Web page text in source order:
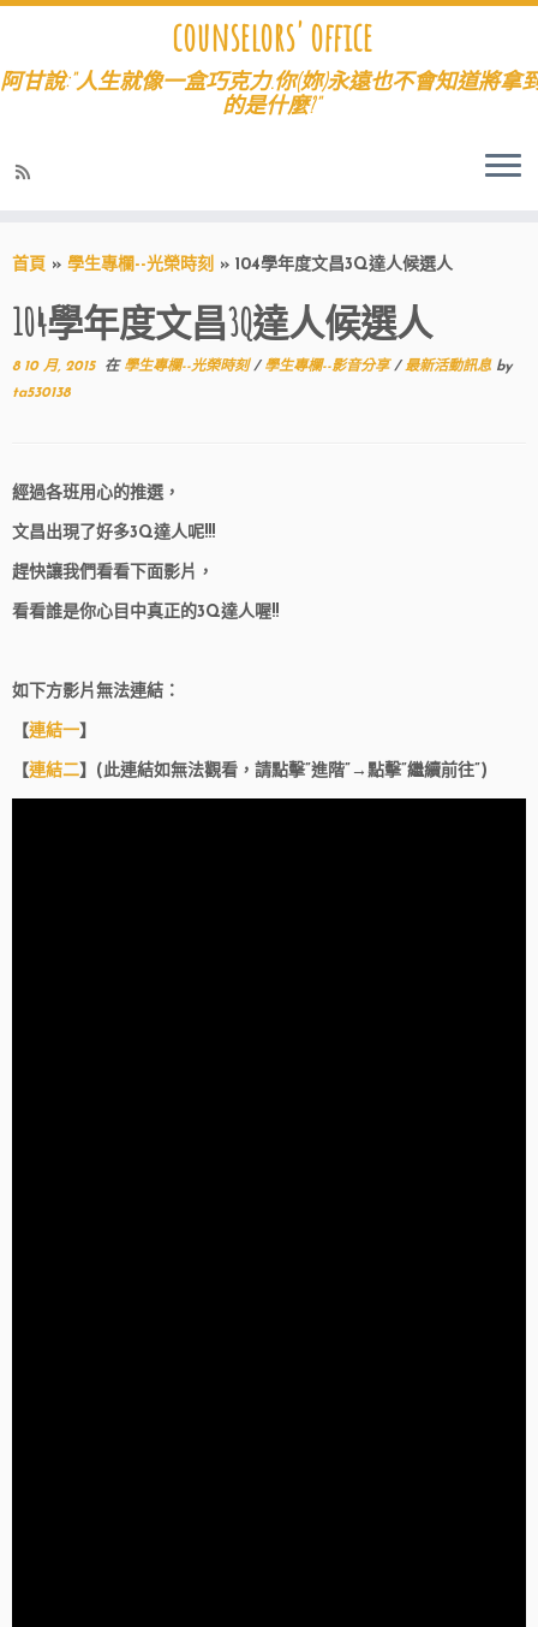
counselors' office
阿甘說:"人生就像一盒巧克力.你(妳)永遠也不會知道將拿
的是什麼?"
首頁 » 學生專欄--光榮時刻 » 104學年度文昌3Q達人候選人
104學年度文昌3Q達人候選人
8 10 月, 2015在 學生專欄--光榮時刻/ 學生專欄--影音分享 /最新活動訊息 by
ta530138
經過各班用心的推選，
文昌出現了好多3Q達人呢!!!
趕快讓我們看看下面影片，
看看誰是你心目中真正的3Q達人喔!!
如下方影片無法連結：
【連結一】
【連結二】(此連結如無法觀看，請點擊”進階”→點擊”繼續前往”)